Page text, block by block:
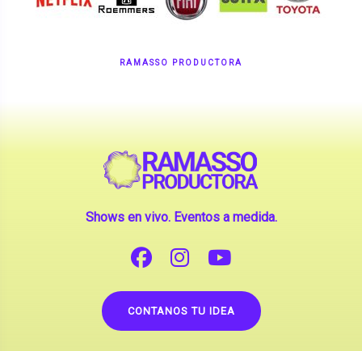
RAMASSO PRODUCTORA
Shows en vivo. Eventos a medida.
CONTANOS TU IDEA